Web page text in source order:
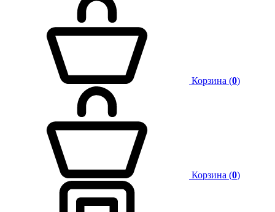
Корзина (0)
Корзина (0)